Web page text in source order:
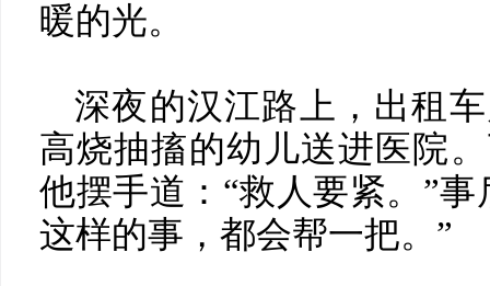
暖的光。
深夜的汉江路上，出租
高烧抽搐的幼儿送进医院
他摆手道：“救人要紧。”
这样的事，都会帮一把。”